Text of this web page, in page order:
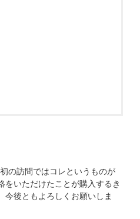
の訪問ではコレというものが
いただけたことが購入するき
今後ともよろしくお願いしま